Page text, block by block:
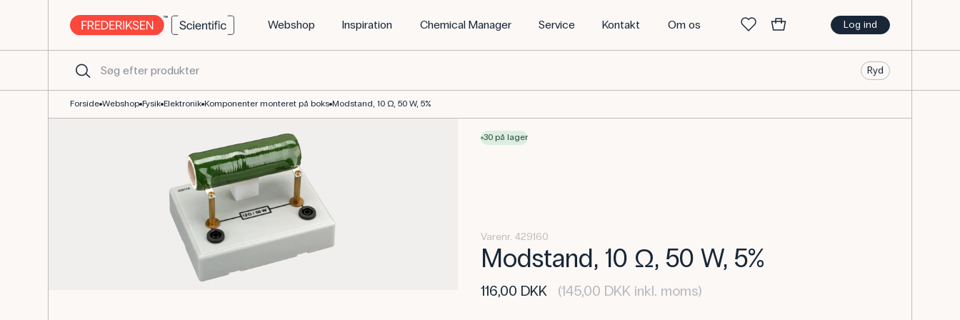
Log ind
Webshop Inspiration Chemical Manager Service Kontakt Om os
Ryd
Forside Webshop Fysik Elektronik Komponenter monteret på boks Modstand, 10 Ω, 50 W, 5%
30 på lager
Varenr. 429160
Modstand, 10 Ω, 50 W, 5%
116,00 DKK (145,00 DKK inkl. moms)